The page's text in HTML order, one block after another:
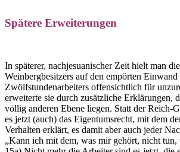
Spätere Erweiterungen
In späterer, nachjesuanischer Zeit hielt man
Weinbergbesitzers auf den empörten Einwand
Zwölfstundenarbeiters offensichtlich für
erweiterte sie durch zusätzliche Erklärungen,
völlig anderen Ebene liegen. Statt der Reich-
es jetzt (auch) das Eigentumsrecht, mit dem
Verhalten erklärt, es damit aber auch jeder
„Kann ich mit dem, was mir gehört, nicht